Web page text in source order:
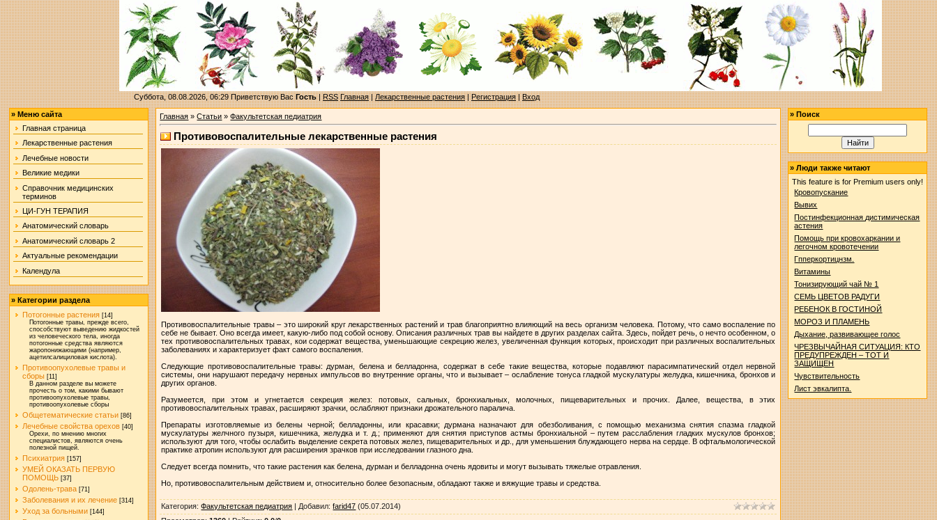
Суббота, 08.08.2026, 06:29Приветствую Вас Гость|RSS Главная|Лекарственные растения|Регистрация|Вход
»Меню сайта
Главная страница
Лекарственные растения
Лечебные новости
Великие медики
Справочник медицинских
терминов
ЦИ-ГУН ТЕРАПИЯ
Анатомический словарь
Анатомический словарь 2
Актуальные рекомендации
Календула
»Категории раздела
Потогонные растения [14]
Потогонные травы, прежде всего,
способствуют выведению жидкостей
из человеческого тела, иногда
потогонные средства являются
жаропонижающими (например,
ацетилсалициловая кислота).
Противоопухолевые травы и
сборы [11]
В данном разделе вы можете
прочесть о том, какими бывают
противоопухолевые травы,
противоопухолевые сборы
Общетематические статьи [86]
Лечебные свойства орехов [40]
Орехи, по мнению многих
специалистов, являются очень
полезной пищей.
Психиатрия [157]
УМЕЙ ОКАЗАТЬ ПЕРВУЮ
ПОМОЩЬ [37]
Одолень-трава [71]
Заболевания и их лечение [314]
Уход за больными [144]
Главная »Статьи »Факультетская педиатрия
Противовоспалительные лекарственные растения
Противовоспалительные травы – это широкий круг лекарственных растений и трав благоприятно влияющий на весь организм человека. Потому, что само воспаление по
себе не бывает. Оно всегда имеет, какую-либо под собой основу. Описания различных трав вы найдете в других разделах сайта. Здесь, пойдет речь, о нечто особенном, о
тех противовоспалительных травах, кои содержат вещества, уменьшающие секрецию желез, увеличенная функция которых, происходит при различных воспалительных
заболеваниях и характеризует факт самого воспаления.
Следующие противовоспалительные травы: дурман, белена и белладонна, содержат в себе такие вещества, которые подавляют парасимпатический отдел нервной
системы, они нарушают передачу нервных импульсов во внутренние органы, что и вызывает – ослабление тонуса гладкой мускулатуры желудка, кишечника, бронхов и
других органов.
Разумеется, при этом и угнетается секреция желез: потовых, сальных, бронхиальных, молочных, пищеварительных и прочих. Далее, вещества, в этих
противовоспалительных травах, расширяют зрачки, ослабляют признаки дрожательного паралича.
Препараты изготовляемые из белены черной; белладонны, или красавки; дурмана назначают для обезболивания, с помощью механизма снятия спазма гладкой
мускулатуры желчного пузыря, кишечника, желудка и т. д.; применяют для снятия приступов астмы бронхиальной – путем расслабления гладких мускулов бронхов;
используют для того, чтобы ослабить выделение секрета потовых желез, пищеварительных и др., для уменьшения блуждающего нерва на сердце. В офтальмологической
практике атропин используют для расширения зрачков при исследовании глазного дна.
Следует всегда помнить, что такие растения как белена, дурман и белладонна очень ядовиты и могут вызывать тяжелые отравления.
Но, противовоспалительным действием и, относительно более безопасным, обладают также и вяжущие травы и средства.
Категория:Факультетская педиатрия | Добавил:farid47 (05.07.2014)
»Поиск
»Люди также читают
This feature is for Premium users only!
Кровопускание
Вывих
Постинфекционная дистимическая
астения
Помощь при кровохаркании и
легочном кровотечении
Гпперкортицнзм.
Витамины
Тонизирующий чай № 1
СЕМЬ ЦВЕТОВ РАДУГИ
РЕБЕНОК В ГОСТИНОЙ
МОРОЗ И ПЛАМЕНЬ
Дыхание, развивающее голос
ЧРЕЗВЫЧАЙНАЯ СИТУАЦИЯ: КТО
ПРЕДУПРЕЖДЕН – ТОТ И
ЗАЩИЩЕН
Чувствительность
Лист эвкалипта.